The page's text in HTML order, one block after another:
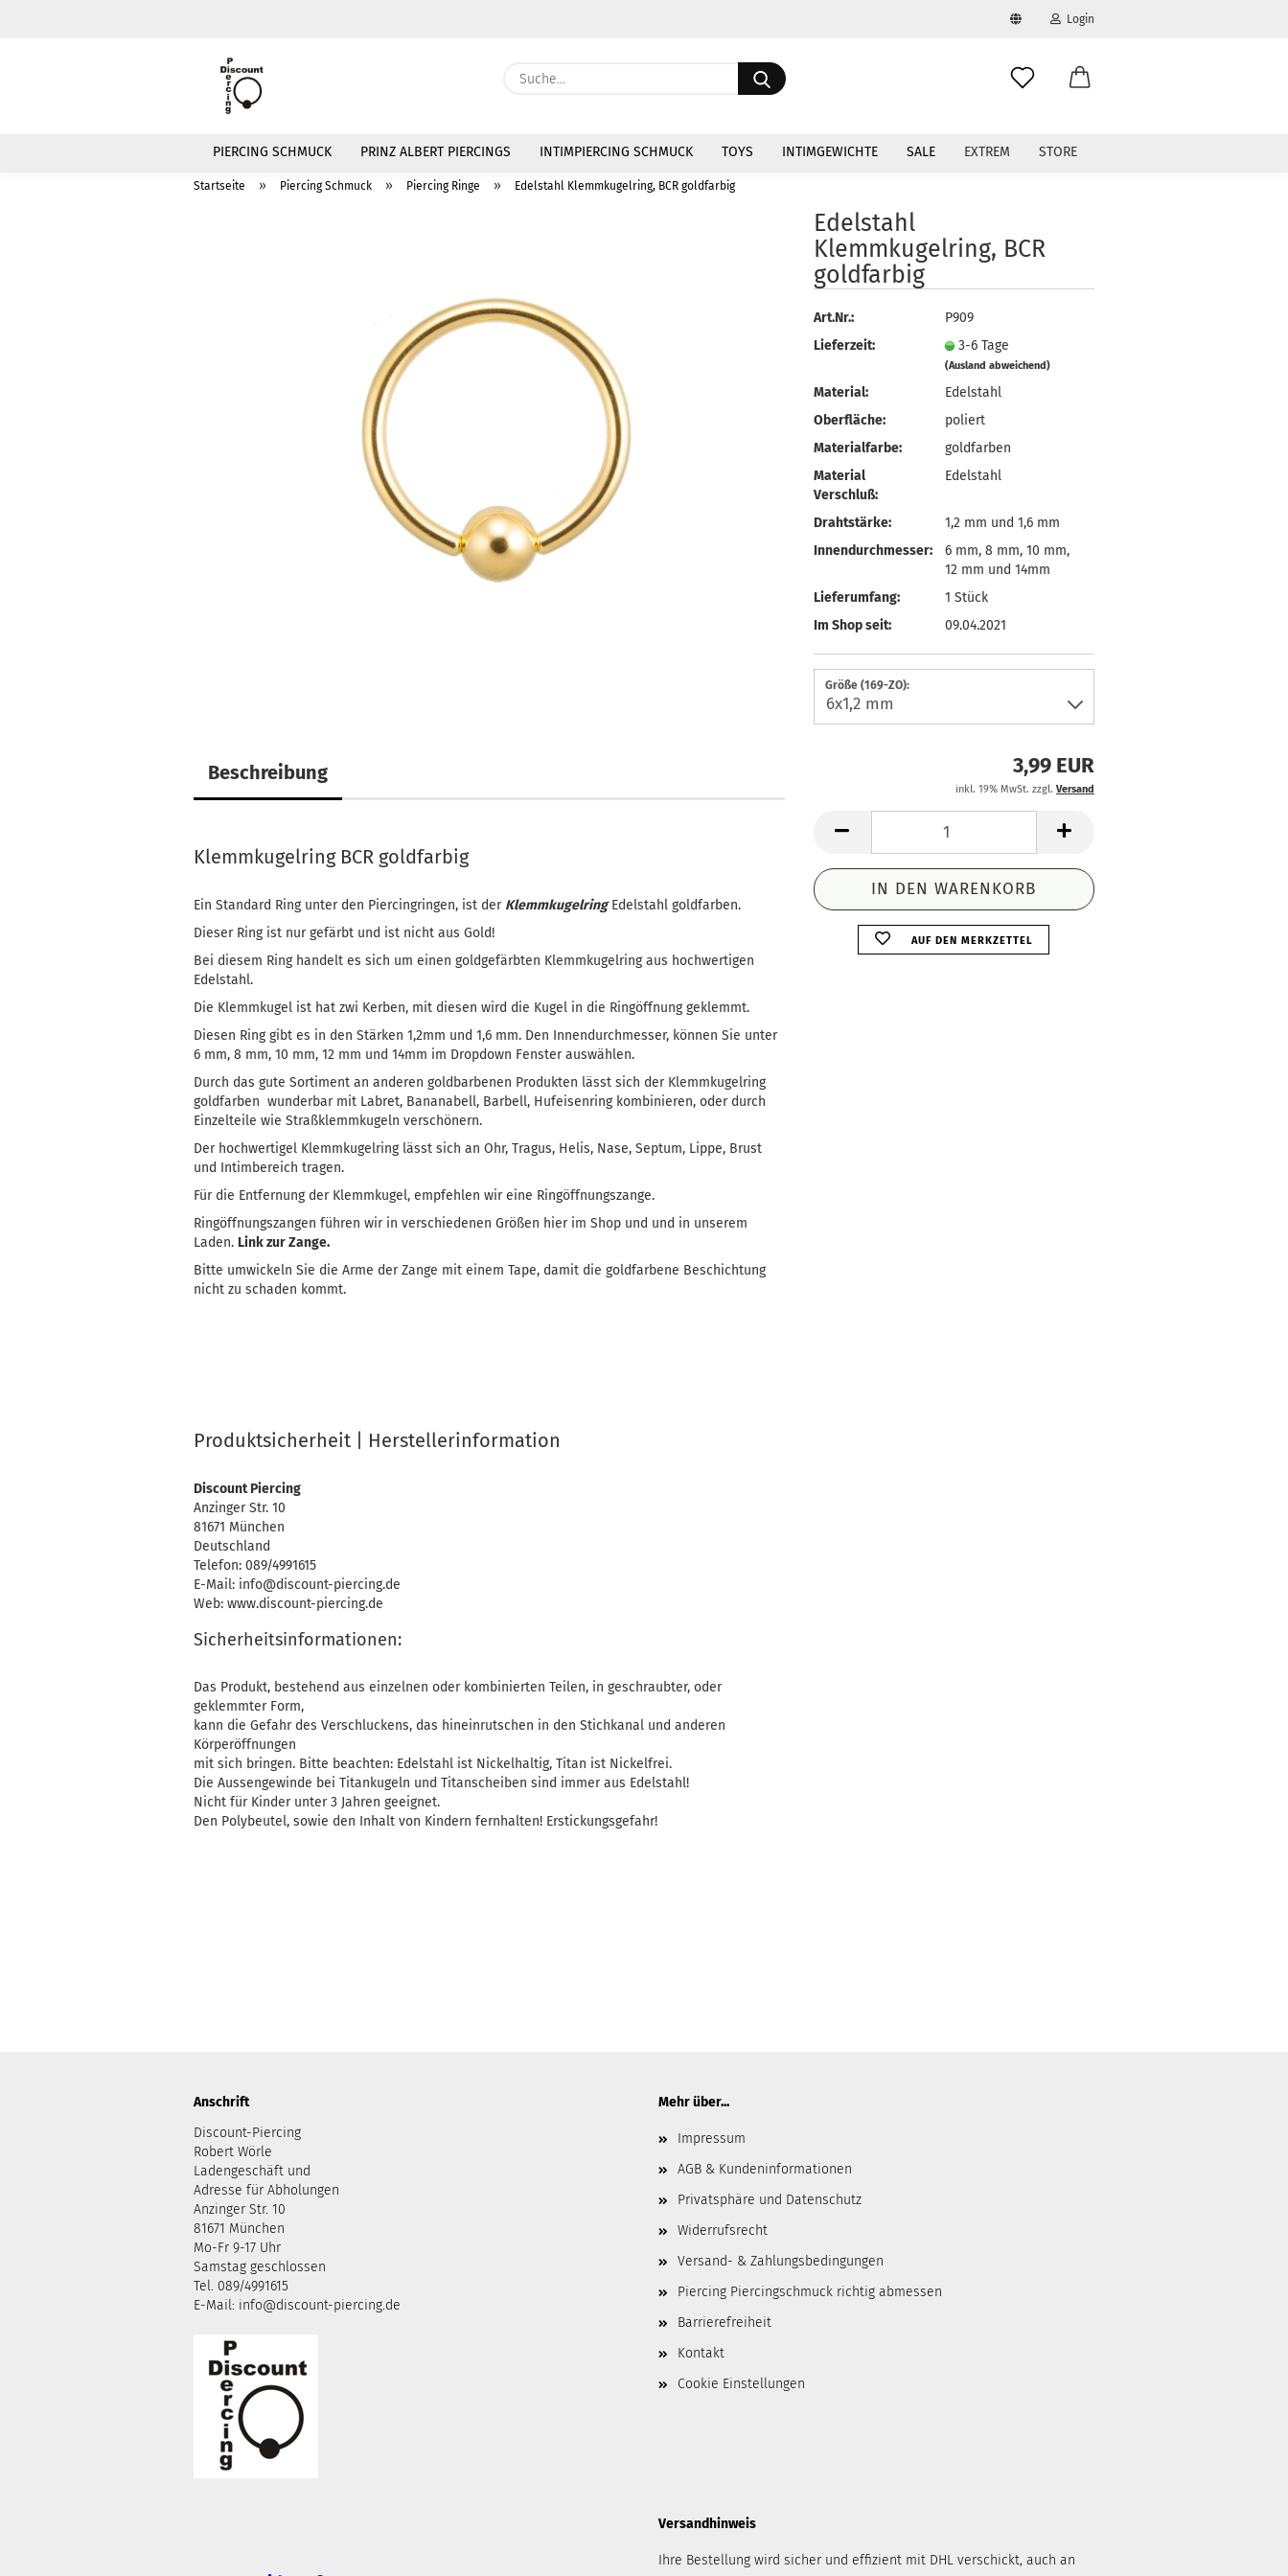
Währung auswählen
Login
Konto erstellen
Passwort vergessen?
Suche...
PIERCING SCHMUCK PRINZ ALBERT PIERCINGS INTIMPIERCING SCHMUCK TOYS INTIMGEWICHTE SALE EXTREM STORE
Startseite » Piercing Schmuck » Piercing Ringe » Edelstahl Klemmkugelring, BCR goldfarbig
Edelstahl
Klemmkugelring, BCR
goldfarbig
Art.Nr.:
P909
Lieferzeit:
3-6 Tage
(Ausland abweichend)
Material:
Edelstahl
Oberfläche:
poliert
Materialfarbe:
goldfarben
Material
Verschluß:
Edelstahl
Drahtstärke:
1,2 mm und 1,6 mm
Innendurchmesser:
6 mm, 8 mm, 10 mm,
12 mm und 14mm
Lieferumfang:
1 Stück
Im Shop seit:
09.04.2021
Größe (169-ZO):
3,99 EUR
inkl. 19% MwSt. zzgl. Versand
AUF DEN MERKZETTEL
Beschreibung
Klemmkugelring BCR goldfarbig
Ein Standard Ring unter den Piercingringen, ist der KlemmkugelringEdelstahl goldfarben.
Dieser Ring ist nur gefärbt und ist nicht aus Gold!
Bei diesem Ring handelt es sich um einen goldgefärbten Klemmkugelring aus hochwertigen
Edelstahl.
Die Klemmkugel ist hat zwi Kerben, mit diesen wird die Kugel in die Ringöffnung geklemmt.
Diesen Ring gibt es in den Stärken 1,2mm und 1,6 mm. Den Innendurchmesser, können Sie unter
6 mm, 8 mm, 10 mm, 12 mm und 14mm im Dropdown Fenster auswählen.
Durch das gute Sortiment an anderen goldbarbenen Produkten lässt sich der Klemmkugelring
goldfarben wunderbar mit Labret, Bananabell, Barbell, Hufeisenring kombinieren, oder durch
Einzelteile wie Straßklemmkugeln verschönern.
Der hochwertigel Klemmkugelring lässt sich an Ohr, Tragus, Helis, Nase, Septum, Lippe, Brust
und Intimbereich tragen.
Für die Entfernung der Klemmkugel, empfehlen wir eine Ringöffnungszange.
Ringöffnungszangen führen wir in verschiedenen Größen hier im Shop und und in unserem
Laden. Link zur Zange.
Bitte umwickeln Sie die Arme der Zange mit einem Tape, damit die goldfarbene Beschichtung
nicht zu schaden kommt.
Produktsicherheit | Herstellerinformation
Discount Piercing
Anzinger Str. 10
81671 München
Deutschland
Telefon: 089/4991615
E-Mail: info@discount-piercing.de
Web: www.discount-piercing.de
Sicherheitsinformationen:
Das Produkt, bestehend aus einzelnen oder kombinierten Teilen, in geschraubter, oder
geklemmter Form,
kann die Gefahr des Verschluckens, das hineinrutschen in den Stichkanal und anderen
Körperöffnungen
mit sich bringen. Bitte beachten: Edelstahl ist Nickelhaltig, Titan ist Nickelfrei.
Die Aussengewinde bei Titankugeln und Titanscheiben sind immer aus Edelstahl!
Nicht für Kinder unter 3 Jahren geeignet.
Den Polybeutel, sowie den Inhalt von Kindern fernhalten! Erstickungsgefahr!
Anschrift
Discount-Piercing
Robert Wörle
Ladengeschäft und
Adresse für Abholungen
Anzinger Str. 10
81671 München
Mo-Fr 9-17 Uhr
Samstag geschlossen
Tel. 089/4991615
E-Mail: info@discount-piercing.de
Mehr über...
Impressum
AGB & Kundeninformationen
Privatsphäre und Datenschutz
Widerrufsrecht
Versand- & Zahlungsbedingungen
Piercing Piercingschmuck richtig abmessen
Barrierefreiheit
Kontakt
Cookie Einstellungen
Versandhinweis
Ihre Bestellung wird sicher und effizient mit DHL verschickt, auch an